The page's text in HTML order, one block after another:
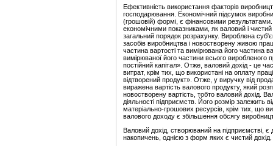
Ефективність використання факторів
господарювання. Економічний підсумок
(грошовій) формі, є фінансовими результатами.
економічними показниками, як валовий і чистий
загальний порядок розрахунку. Вироблена
засобів виробництва і новостворену живою
частина вартості та вимірювана його частина
вимірюваної його частини всього виробленого
постійний капітал». Отже, валовий дохід - це
витрат, крім тих, що використані на оплату
відтворений продукт». Отже, у виручку від
виражена вартість валового продукту, який
новостворену вартість, тобто валовий дохід.
діяльності підприємств. Його розмір залежить
матерiально-грошових ресурсів, крім тих, що
валового доходу є збільшення обсягу
Валовий дохід, створюваний на підприємстві, є
накопичень, однією з форм яких є чистий дохід.